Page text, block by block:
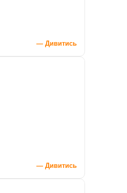
— Дивитись
— Дивитись